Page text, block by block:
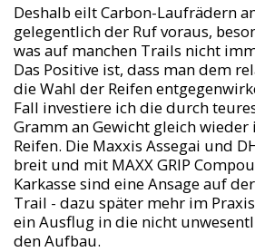
Deshalb eilt Carbon-Laufrädern
gelegentlich der Ruf voraus,
was auf manchen Trails nicht
Das Positive ist, dass man dem
die Wahl der Reifen
Fall investiere ich die durch
Gramm an Gewicht gleich wieder
Reifen. Die Maxxis Assegai und
breit und mit MAXX GRIP
Karkasse sind eine Ansage auf
Trail - dazu später mehr im
ein Ausflug in die nicht
den Aufbau.